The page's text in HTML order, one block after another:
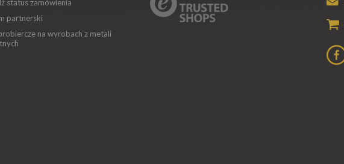
status zamówienia
partnerski
na wyrobach z metali